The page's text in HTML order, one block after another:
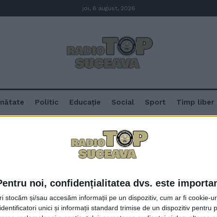
noi, confidențialitatea dvs. este
stocăm și/sau accesăm informații pe un dispozitiv, cum ar fi cookie-
unici și informații standard trimise de un dispozitiv pentru
joi, 6 august, 2026
Politic Educație Social Sport Timp liber
Canotorii suceveni Ionela și
căsătorit care este